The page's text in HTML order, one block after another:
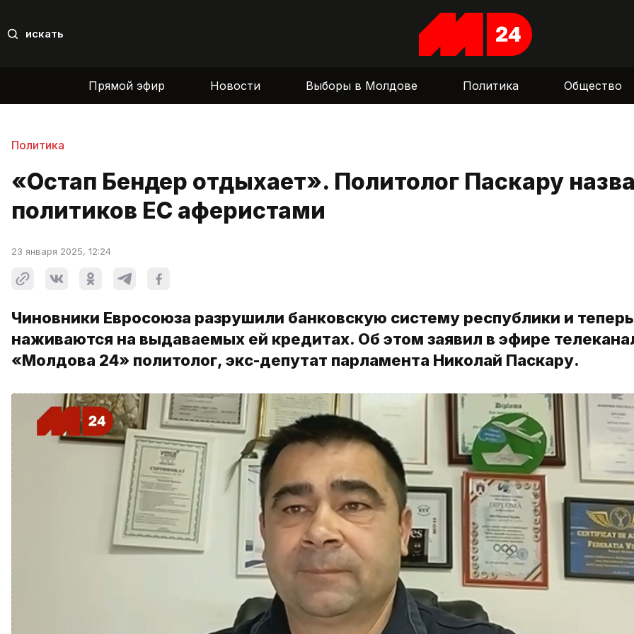
искать
Прямой эфир Новости Выборы в Молдове Политика Общество
Политика
«Остап Бендер отдыхает». Политолог Паскару
политиков ЕС аферистами
23 января 2025, 12:24
Чиновники Евросоюза разрушили банковскую систему республики и теперь
наживаются на выдаваемых ей кредитах. Об этом заявил в эфире
«Молдова 24» политолог, экс-депутат парламента Николай Паскару.